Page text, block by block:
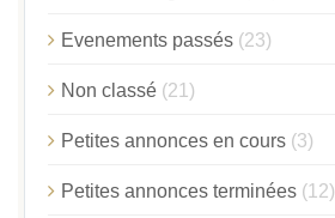
Evenements passés (23)
Non classé (21)
Petites annonces en cours (3)
Petites annonces terminées (12)